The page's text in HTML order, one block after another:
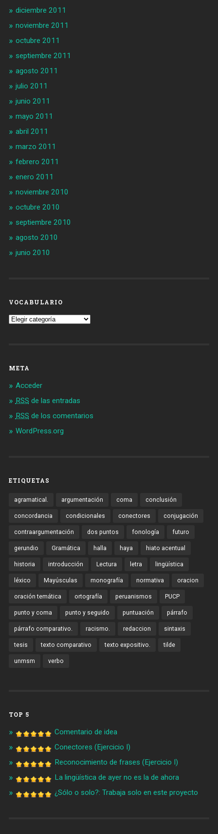
diciembre 2011
noviembre 2011
octubre 2011
septiembre 2011
agosto 2011
julio 2011
junio 2011
mayo 2011
abril 2011
marzo 2011
febrero 2011
enero 2011
noviembre 2010
octubre 2010
septiembre 2010
agosto 2010
junio 2010
VOCABULARIO
Vocabulario
META
Acceder
RSS de las entradas
RSS de los comentarios
WordPress.org
ETIQUETAS
agramatical. argumentación coma conclusión
concordancia condicionales conectores conjugación
contraargumentación dos puntos fonología futuro
gerundio Gramática halla haya hiato acentual
historia introducción Lectura letra lingüística
léxico Mayúsculas monografía normativa oracion
oración temática ortografía peruanismos PUCP
punto y coma punto y seguido puntuación párrafo
párrafo comparativo. racismo. redaccion sintaxis
tesis texto comparativo texto expositivo. tilde
unmsm verbo
TOP 5
Comentario de idea
Conectores (Ejercicio I)
Reconocimiento de frases (Ejercicio I)
La lingüística de ayer no es la de ahora
¿Sólo o solo?: Trabaja solo en este proyecto